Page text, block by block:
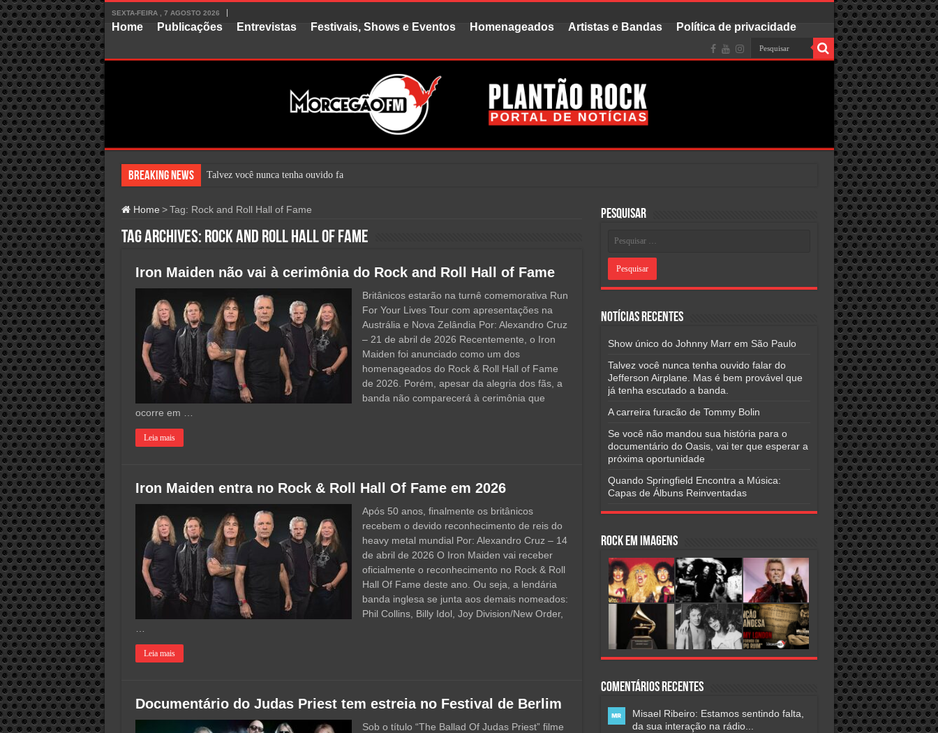
SEXTA-FEIRA , 7 AGOSTO 2026
Home Publicações Entrevistas Festivais, Shows e Eventos Homenageados Artistas e Bandas Política de privacidade
Breaking News Talvez você nunca tenha ouvido falar do Jefferson Airplane. M
Home > Tag: Rock and Roll Hall of Fame
Tag Archives: Rock and Roll Hall of Fame
Iron Maiden não vai à cerimônia do Rock and Roll Hall of Fame
Britânicos estarão na turnê comemorativa Run
For Your Lives Tour com apresentações na
Austrália e Nova Zelândia Por: Alexandro Cruz
– 21 de abril de 2026 Recentemente, o Iron
Maiden foi anunciado como um dos
homenageados do Rock & Roll Hall of Fame
de 2026. Porém, apesar da alegria dos fãs, a
banda não comparecerá à cerimônia que
ocorre em …
Leia mais
Iron Maiden entra no Rock & Roll Hall Of Fame em 2026
Após 50 anos, finalmente os britânicos
recebem o devido reconhecimento de reis do
heavy metal mundial Por: Alexandro Cruz – 14
de abril de 2026 O Iron Maiden vai receber
oficialmente o reconhecimento no Rock & Roll
Hall Of Fame deste ano. Ou seja, a lendária
banda inglesa se junta aos demais nomeados:
Phil Collins, Billy Idol, Joy Division/New Order,
Leia mais
Documentário do Judas Priest tem estreia no Festival de Berlim
Sob o título “The Ballad Of Judas Priest” filme
Pesquisar
Notícias Recentes
Show único do Johnny Marr em São Paulo
Talvez você nunca tenha ouvido falar do
Jefferson Airplane. Mas é bem provável que
já tenha escutado a banda.
A carreira furacão de Tommy Bolin
Se você não mandou sua história para o
documentário do Oasis, vai ter que esperar a
próxima oportunidade
Quando Springfield Encontra a Música:
Capas de Álbuns Reinventadas
Rock em Imagens
Comentários Recentes
Misael Ribeiro: Estamos sentindo falta,
da sua interação na rádio...